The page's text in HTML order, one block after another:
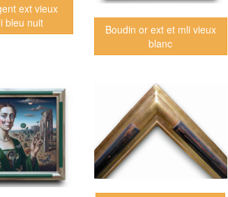
ext vieux
bleu nuit
Boudin or ext et mli vieux
blanc